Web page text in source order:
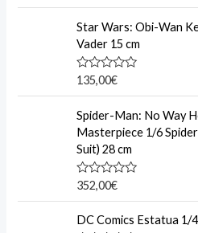
5
e
0
o
u
t
5
Star Wars: Obi-Wan
Vader 15 cm
R
e
d
0
o
u
t
o
f
5
135,00€
Spider-Man: No Way
Masterpiece 1/6
Suit) 28 cm
R
e
352,00€
DC Comics Estatua 1/